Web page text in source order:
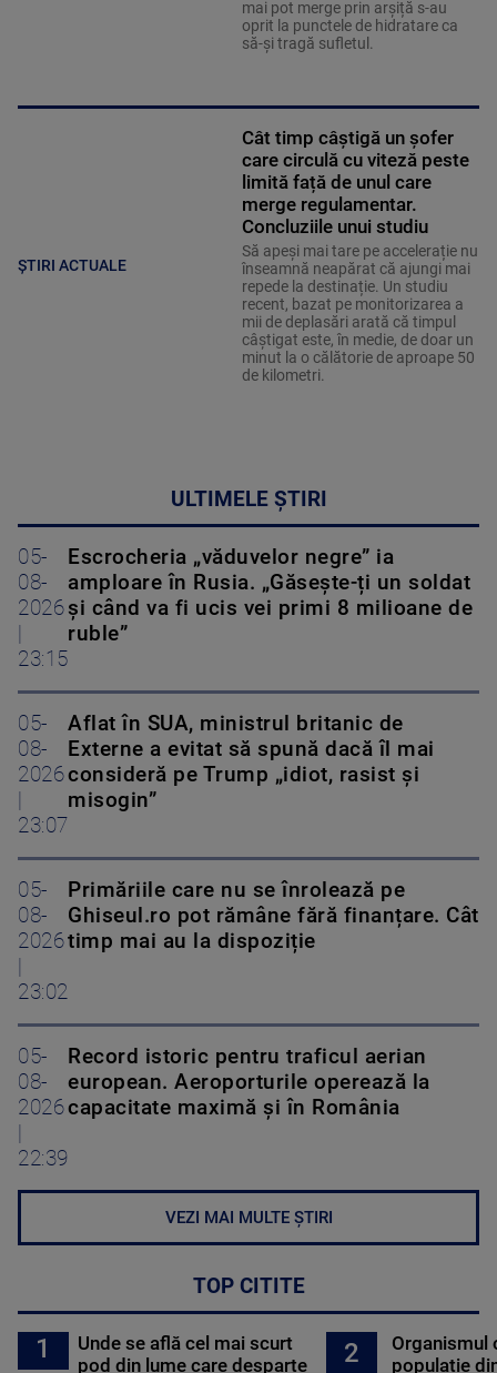
mai pot merge prin arșiță s-au
oprit la punctele de hidratare ca
să-și tragă sufletul.
ȘTIRI ACTUALE
Cât timp câștigă un șofer
care circulă cu viteză peste
limită față de unul care
merge regulamentar.
Concluziile unui studiu
Să apeși mai tare pe accelerație nu
înseamnă neapărat că ajungi mai
repede la destinație. Un studiu
recent, bazat pe monitorizarea a
mii de deplasări arată că timpul
câștigat este, în medie, de doar un
minut la o călătorie de aproape 50
de kilometri.
ULTIMELE ȘTIRI
05-
08-
2026
23:15
Escrocheria „văduvelor negre” ia
amploare în Rusia. „Găsește-ți un soldat
și când va fi ucis vei primi 8 milioane de
ruble”
05-
08-
2026
23:07
Aflat în SUA, ministrul britanic de
Externe a evitat să spună dacă îl mai
consideră pe Trump „idiot, rasist și
misogin”
05-
08-
2026
23:02
Primăriile care nu se înrolează pe
Ghiseul.ro pot rămâne fără finanțare. Cât
timp mai au la dispoziție
05-
08-
2026
22:39
Record istoric pentru traficul aerian
european. Aeroporturile operează la
capacitate maximă și în România
VEZI MAI MULTE ȘTIRI
TOP CITITE
1
Unde se află cel mai scurt
pod din lume care desparte
2
Organismul
populație